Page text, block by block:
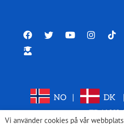
NO DK
Vi använder cookies på vår